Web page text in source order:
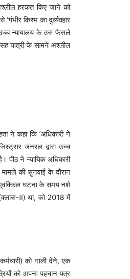
हरकत किए जाने को
किस्म का दुर्व्यवहार
उच्च न्यायालय के उस फैसले
यात्री के सामने अश्लील
ने कहा कि ‘अधिकारी ने
जनरल द्वारा उच्च
पीठ ने न्यायिक अधिकारी
की सुनवाई के दौरान
मुवक्किल घटना के समय नशे
II) था, को 2018 में
को गाली देने, एक
को अपना पहचान पत्र